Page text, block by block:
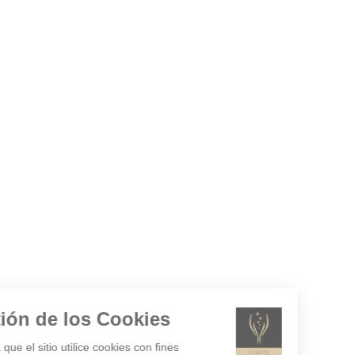
Gestión de los Cookies
¿Acepta que el sitio utilice cookies con fines